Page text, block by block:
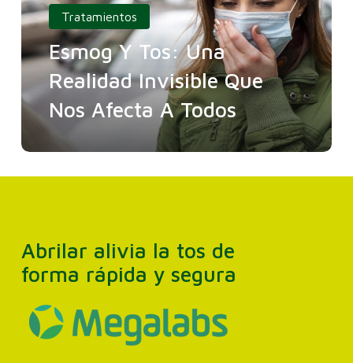
Tratamientos
Esmog Y Tos: Una
Realidad Invisible Que
Nos Afecta A Todos
Abrilar alivia la tos de
forma rápida y segura